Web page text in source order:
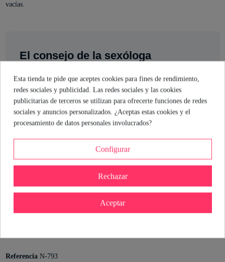
vacías.
El consejo de la sexóloga
aliada. Su fórmula está pensada para estimular la circulación y
suavizar los tejidos, aportando una sensación de mayor volumen
y firmeza. Recuerda: la constancia es clave, así que intégrala en
tu rutina diaria y disfruta de cada momento. Y, como siempre,
escucha a tu cuerpo y disfruta del proceso.
María Hernando
Referencia N-793
Esta tienda te pide que aceptes cookies para fines de rendimiento,
redes sociales y publicidad. Las redes sociales y las cookies
publicitarias de terceros se utilizan para ofrecerte funciones de redes
sociales y anuncios personalizados. ¿Aceptas estas cookies y el
procesamiento de datos personales involucrados?
Configurar
Rechazar
Aceptar